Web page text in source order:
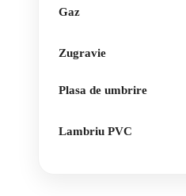
Gaz
Zugravie
Plasa de umbrire
Lambriu PVC